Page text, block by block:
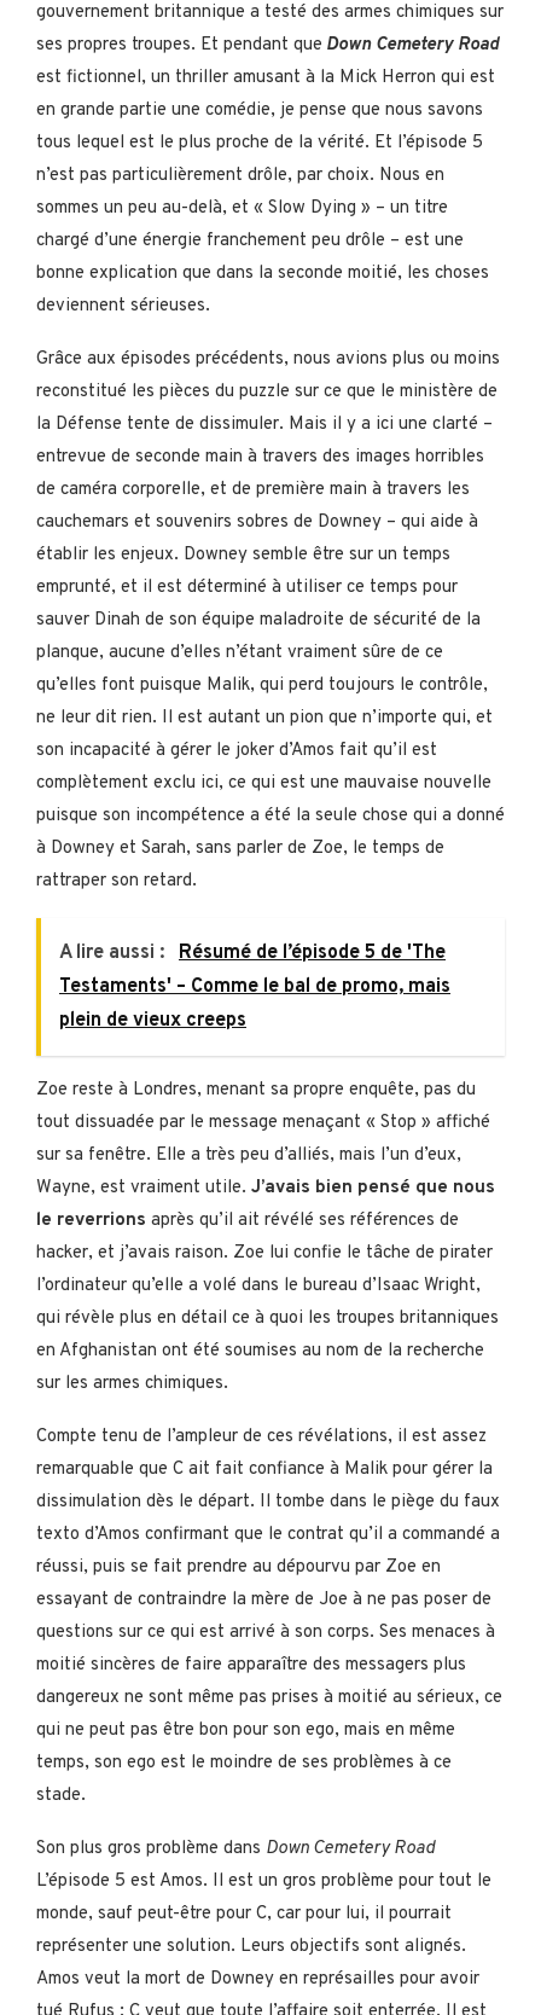
gouvernement britannique a testé des armes chimiques sur
ses propres troupes. Et pendant que Down Cemetery Road
est fictionnel, un thriller amusant à la Mick Herron qui est
en grande partie une comédie, je pense que nous savons
tous lequel est le plus proche de la vérité. Et l’épisode 5
n’est pas particulièrement drôle, par choix. Nous en
sommes un peu au-delà, et « Slow Dying » – un titre
chargé d’une énergie franchement peu drôle – est une
bonne explication que dans la seconde moitié, les choses
deviennent sérieuses.
Grâce aux épisodes précédents, nous avions plus ou moins
reconstitué les pièces du puzzle sur ce que le ministère de
la Défense tente de dissimuler. Mais il y a ici une clarté –
entrevue de seconde main à travers des images horribles
de caméra corporelle, et de première main à travers les
cauchemars et souvenirs sobres de Downey – qui aide à
établir les enjeux. Downey semble être sur un temps
emprunté, et il est déterminé à utiliser ce temps pour
sauver Dinah de son équipe maladroite de sécurité de la
planque, aucune d’elles n’étant vraiment sûre de ce
qu’elles font puisque Malik, qui perd toujours le contrôle,
ne leur dit rien. Il est autant un pion que n’importe qui, et
son incapacité à gérer le joker d’Amos fait qu’il est
complètement exclu ici, ce qui est une mauvaise nouvelle
puisque son incompétence a été la seule chose qui a donné
à Downey et Sarah, sans parler de Zoe, le temps de
rattraper son retard.
A lire aussi : Résumé de l’épisode 5 de 'The
Testaments' – Comme le bal de promo, mais
plein de vieux creeps
Zoe reste à Londres, menant sa propre enquête, pas du
tout dissuadée par le message menaçant « Stop » affiché
sur sa fenêtre. Elle a très peu d’alliés, mais l’un d’eux,
Wayne, est vraiment utile. J’avais bien pensé que nous
le reverrions après qu’il ait révélé ses références de
hacker, et j’avais raison. Zoe lui confie le tâche de pirater
l’ordinateur qu’elle a volé dans le bureau d’Isaac Wright,
qui révèle plus en détail ce à quoi les troupes britanniques
en Afghanistan ont été soumises au nom de la recherche
sur les armes chimiques.
Compte tenu de l’ampleur de ces révélations, il est assez
remarquable que C ait fait confiance à Malik pour gérer la
dissimulation dès le départ. Il tombe dans le piège du faux
texto d’Amos confirmant que le contrat qu’il a commandé a
réussi, puis se fait prendre au dépourvu par Zoe en
essayant de contraindre la mère de Joe à ne pas poser de
questions sur ce qui est arrivé à son corps. Ses menaces à
moitié sincères de faire apparaître des messagers plus
dangereux ne sont même pas prises à moitié au sérieux, ce
qui ne peut pas être bon pour son ego, mais en même
temps, son ego est le moindre de ses problèmes à ce
stade.
Son plus gros problème dans Down Cemetery Road
L’épisode 5 est Amos. Il est un gros problème pour tout le
monde, sauf peut-être pour C, car pour lui, il pourrait
représenter une solution. Leurs objectifs sont alignés.
Amos veut la mort de Downey en représailles pour avoir